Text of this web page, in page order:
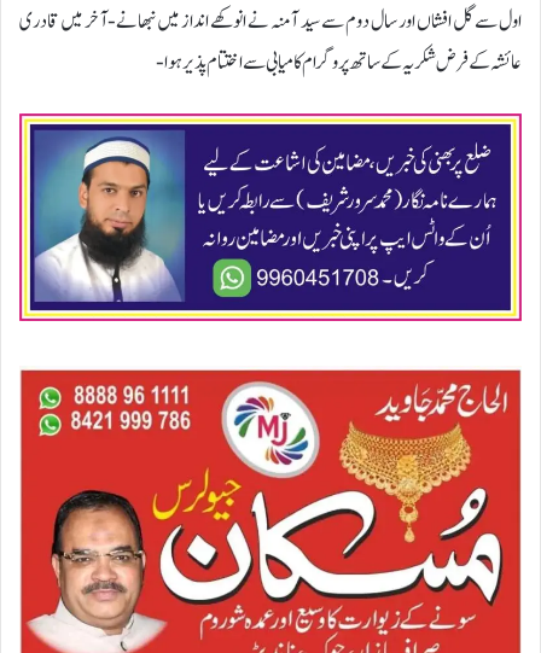
اول سے گل افشاں اور سال دوم سے سید آمنہ نے انوکھے انداز میں نبھانے-آخر میں قادری
عائشہ کے فرض شکریہ کے ساتھ پروگرام کامیابی سے اختتام پذیر ہوا-